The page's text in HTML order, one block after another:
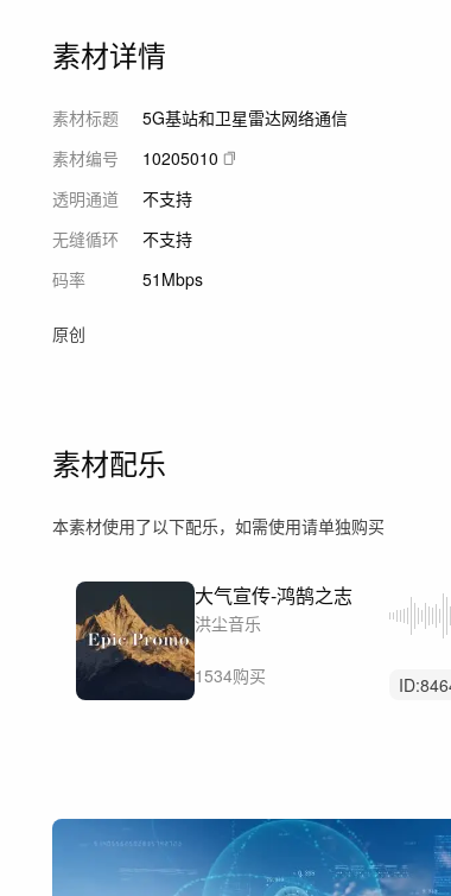
素材详情
素材标题
5G基站和卫星雷达网络通信
素材编号
10205010
透明通道
不支持
无缝循环
不支持
码率
51Mbps
原创
素材配乐
本素材使用了以下配乐，如需使用请单独购买
大气宣传-鸿鹄之志
洪尘音乐
1534购买 ID: